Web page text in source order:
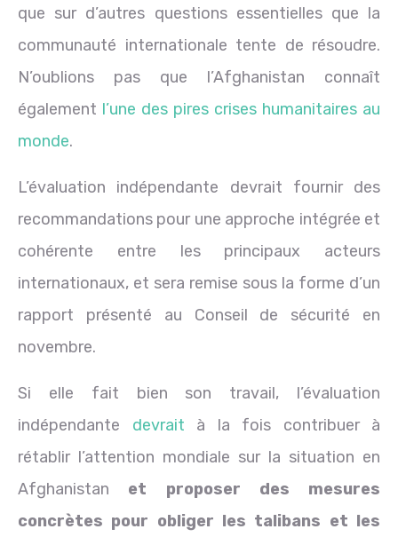
que sur d’autres questions essentielles que la
communauté internationale tente de résoudre.
N’oublions pas que l’Afghanistan connaît
également l’une des pires crises humanitaires au
monde.
L’évaluation indépendante devrait fournir des
recommandations pour une approche intégrée et
cohérente entre les principaux acteurs
internationaux, et sera remise sous la forme d’un
rapport présenté au Conseil de sécurité en
novembre.
Si elle fait bien son travail, l’évaluation
indépendante devrait à la fois contribuer à
rétablir l’attention mondiale sur la situation en
Afghanistan et proposer des mesures
concrètes pour obliger les talibans et les